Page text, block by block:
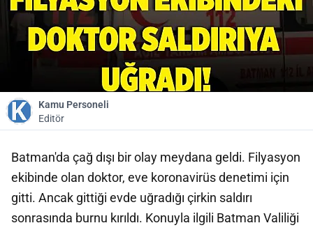
Kamu Personeli
Editör
Batman'da çağ dışı bir olay meydana geldi. Filyasyon
ekibinde olan doktor, eve koronavirüs denetimi için
gitti. Ancak gittiği evde uğradığı çirkin saldırı
sonrasında burnu kırıldı. Konuyla ilgili Batman Valiliği